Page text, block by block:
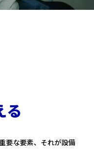
る
要な要素、それが設備